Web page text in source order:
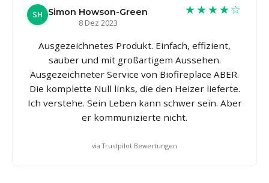
SH Simon Howson-Green
8 Dez 2023
★★★★☆
Ausgezeichnetes Produkt. Einfach, effizient,
sauber und mit großartigem Aussehen.
Ausgezeichneter Service von Biofireplace ABER.
Die komplette Null links, die den Heizer lieferte.
Ich verstehe. Sein Leben kann schwer sein. Aber
er kommunizierte nicht.
via Trustpilot Bewertungen